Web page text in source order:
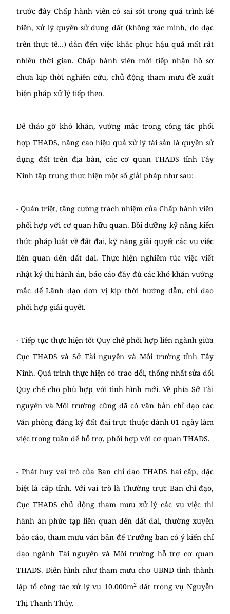
trước đây Chấp hành viên có sai sót trong quá trình kê
biên, xử lý quyền sử dụng đất (không xác minh, đo đạc
trên thực tế…) dẫn đến việc khắc phục hậu quả mất rất
nhiều thời gian. Chấp hành viên mới tiếp nhận hồ sơ
chưa kịp thời nghiên cứu, chủ động tham mưu đề xuất
biện pháp xử lý tiếp theo.
Để tháo gỡ khó khăn, vướng mắc trong công tác phối
hợp THADS, nâng cao hiệu quả xử lý tài sản là quyền sử
dụng đất trên địa bàn, các cơ quan THADS tỉnh Tây
Ninh tập trung thực hiện một số giải pháp như sau:
- Quán triệt, tăng cường trách nhiệm của Chấp hành viên
phối hợp với cơ quan hữu quan. Bồi dưỡng kỹ năng kiến
thức pháp luật về đất đai, kỹ năng giải quyết các vụ việc
liên quan đến đất đai. Thực hiện nghiêm túc việc viết
nhật ký thi hành án, báo cáo đầy đủ các khó khăn vướng
mắc để Lãnh đạo đơn vị kịp thời hướng dẫn, chỉ đạo
phối hợp giải quyết.
- Tiếp tục thực hiện tốt Quy chế phối hợp liên ngành giữa
Cục THADS và Sở Tài nguyên và Môi trường tỉnh Tây
Ninh. Quá trình thực hiện có trao đổi, thống nhất sửa đổi
Quy chế cho phù hợp với tình hình mới. Về phía Sở Tài
nguyên và Môi trường cũng đã có văn bản chỉ đạo các
Văn phòng đăng ký đất đai trực thuộc dành 01 ngày làm
việc trong tuần để hỗ trợ, phối hợp với cơ quan THADS.
- Phát huy vai trò của Ban chỉ đạo THADS hai cấp, đặc
biệt là cấp tỉnh. Với vai trò là Thường trực Ban chỉ đạo,
Cục THADS chủ động tham mưu xử lý các vụ việc thi
hành án phức tạp liên quan đến đất đai, thường xuyên
báo cáo, tham mưu văn bản để Trưởng ban có ý kiến chỉ
đạo ngành Tài nguyên và Môi trường hỗ trợ cơ quan
THADS. Điển hình như tham mưu cho UBND tỉnh thành
lập tổ công tác xử lý vụ 10.000m2đất trong vụ Nguyễn
Thị Thanh Thúy.